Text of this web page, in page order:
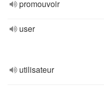
promouvoir
user
utilisateur